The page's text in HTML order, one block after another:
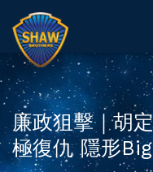
廉政狙擊｜胡
極復仇 隱形